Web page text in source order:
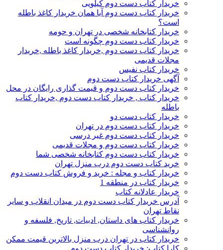
خریدار کتاب دست دوم کیلویی
خریدار کتاب دست دوم آیا همان خریدار کاغذ باطله
است؟
خریدار کتابخانه شخصی در تهران و حومه
خریدار کتاب دست دوم چگونه است
خریدار کتاب دست دوم ,خریدار کاغذ باطله ,خریدار
مجلات قدیمی
خریدار کتاب نفیس
آگهی خریدار کتاب دست دوم
خریدار کتاب دست دوم و قیمت گذاری رایگان در محل
خریدار کتاب , خریدار کتاب دست دوم ,خریدار کتاب
باطله
خریدار کتاب دست دو
خریدار کتاب دست دوم در تهران
خریدار کتاب دست دوم غیر درسی
خریدار کتاب دست دوم و مجلات قدیمی
خریدار کتاب دست دوم کتابخانه شخصی شما
خرید کتاب دست دوم درب منزل تهران
خریدار کتاب و مجله : خرید و فروش کتاب دست دوم
خریدار کتاب در منطقه 1
خریدار عادلانه کتاب
آدرس خریدار کتاب دست دوم در میدان انقلاب و سایر
نقاط تهران
خریدار کتاب های داستان, ادبیات, تاریخ, فلسفه و
روانشناسی
خریدار کتاب در تهران درب منزل بالاترین قیمت ممکن